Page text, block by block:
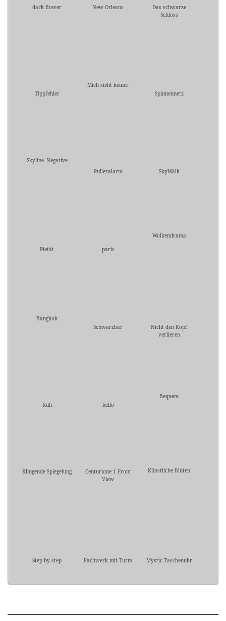
dark flower New Orleans
Das schwarze
Schloss
Tippfehler
Mich sieht keiner
Spinnennetz
Skyline_Negative
Pulleralarm
SkyWalk
Pietät paris
Wolkendrama
Bangkok
Schwarzbär
Nicht den Kopf
verlieren
Kuh hello
Bequem
Klingende Spiegelung
Centurione 1 Front
View
Künstliche Blüten
Step by step Fachwerk mit Turm Mystic Taschenuhr